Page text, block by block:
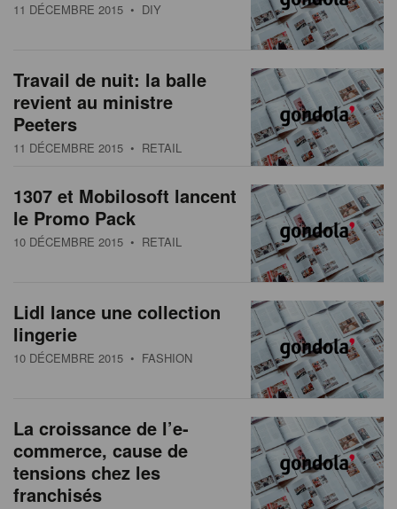
11 DÉCEMBRE 2015 • DIY
Travail de nuit: la balle
revient au ministre
Peeters
11 DÉCEMBRE 2015 • RETAIL
1307 et Mobilosoft lancent
le Promo Pack
10 DÉCEMBRE 2015 • RETAIL
Lidl lance une collection
lingerie
10 DÉCEMBRE 2015 • FASHION
La croissance de l’e-
commerce, cause de
tensions chez les
franchisés